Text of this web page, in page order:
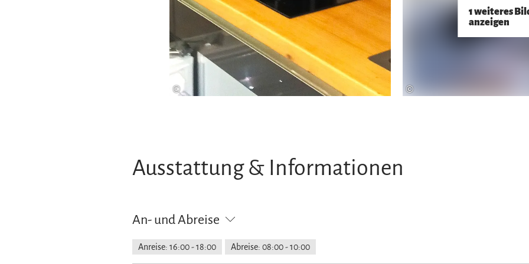
1 weiteres
anzeigen
© ©
Ausstattung & Informationen
An- und Abreise
Anreise: 16:00 - 18:00 Abreise: 08:00 - 10:00